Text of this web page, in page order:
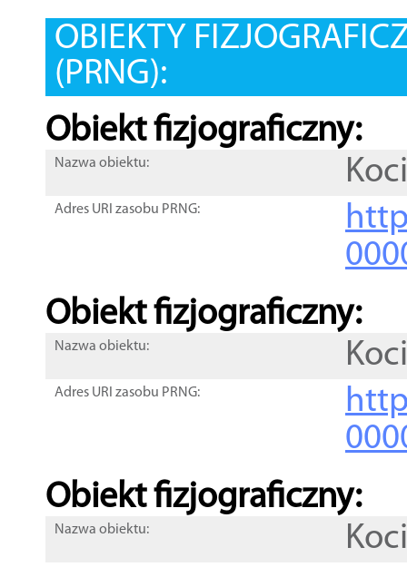
OBIEKTY
(PRNG):
Obiekt fizjograficzny:
Nazwa obiektu:
Adres URI zasobu PRNG:
Obiekt fizjograficzny:
Nazwa obiektu:
Adres URI zasobu PRNG:
Obiekt fizjograficzny:
Nazwa obiektu: